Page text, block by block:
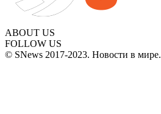
ABOUT US
FOLLOW US
© SNews 2017-2023. Новости в мире.